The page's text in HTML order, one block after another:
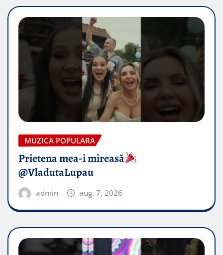
MUZICA POPULARA
Prietena mea-i mireasă​
@VladutaLupau
admin aug. 7, 2026